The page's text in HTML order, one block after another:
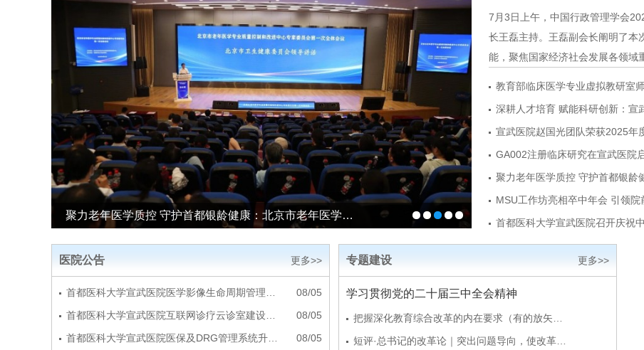
聚力老年医学质控 守护首都银龄健康：北京市老年医学…
7月3日上午，中国行政管理学会
长王磊主持。王磊副会长阐明了本
能，聚焦国家经济社会发展各领域
教育部临床医学专业虚拟教研室
深耕人才培育 赋能科研创新：宣
宣武医院赵国光团队荣获2025年
GA002注册临床研究在宣武医院
聚力老年医学质控 守护首都银龄
MSU工作坊亮相卒中年会 引领院
首都医科大学宣武医院召开庆祝
更多>>
医院公告
08/05
首都医科大学宣武医院医学影像生命周期管理…
08/05
首都医科大学宣武医院互联网诊疗云诊室建设…
08/05
首都医科大学宣武医院医保及DRG管理系统升…
更多>>
专题建设
学习贯彻党的二十届三中全会精神
把握深化教育综合改革的内在要求（有的放矢…
短评·总书记的改革论｜突出问题导向，使改革…